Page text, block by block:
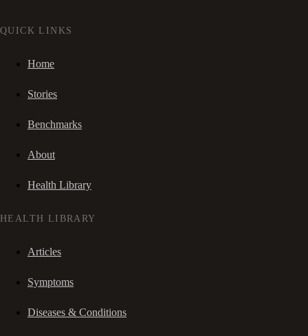
QUICK LINKS
Home
Stories
Benchmarks
About
Health Library
HEALTH LIBRARY
Articles
Symptoms
Diseases & Conditions